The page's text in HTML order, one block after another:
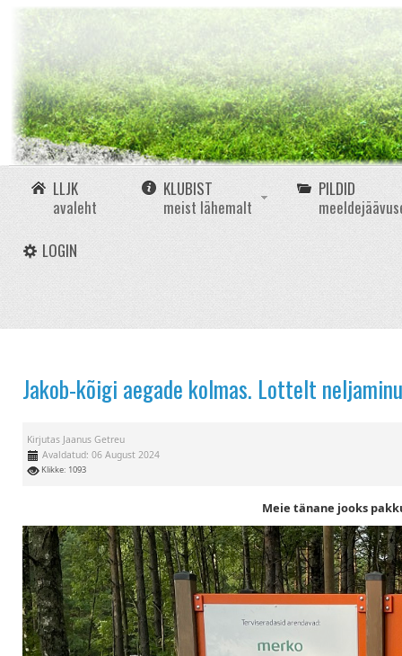
LLJK
avaleht
KLUBIST
meist lähemalt
PILDID
LOGIN
Jakob-kõigi aegade kolmas. Lottelt
Kirjutas Jaanus Getreu
Avaldatud: 06 August 2024
Klikke: 1093
Meie tänane jooks